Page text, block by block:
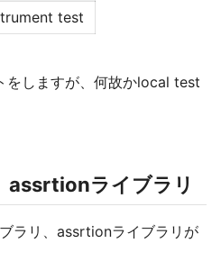
test
をしますが、何故かlocal test
assrtionライブラリ
ラリ、assrtionライブラリが